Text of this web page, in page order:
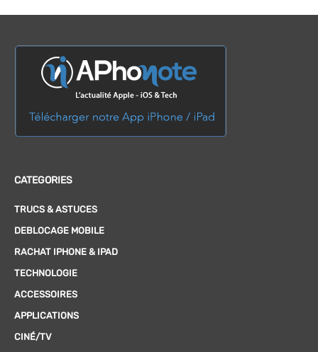
CATEGORIES
TRUCS & ASTUCES
DEBLOCAGE MOBILE
RACHAT IPHONE & IPAD
TECHNOLOGIE
ACCESSOIRES
APPLICATIONS
CINÉ/TV